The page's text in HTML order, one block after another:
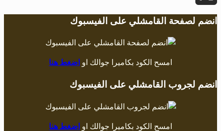
X
انضم لصفحة القامشلي على الفيسبوك
امسح الكود بكاميرا جوالك او اضغط هنا
انضم لجروب القامشلي على الفيسبوك
امسح الكود بكاميرا جوالك او اضغط هنا